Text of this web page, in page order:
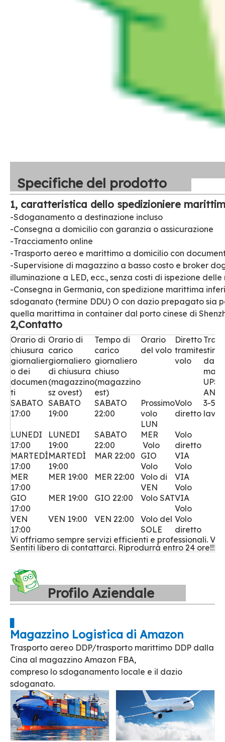
Specifiche del prodotto
1, caratteristica dello spedizioniere
-Sdoganamento a destinazione incluso
-Consegna a domicilio con garanzia o assicurazione
-Tracciamento online
-Trasporto aereo e marittimo a domicilio con
-Supervisione di magazzino a basso costo e broker
illuminazione a LED, ecc., senza costi di ispezione delle
-Consegna in Germania, con spedizione marittima
sdoganato (termine DDU) O con dazio prepagato sia
quella marittima in container dal porto cinese di
2,Contatto
Orario di
chiusura
giornalier
o dei
documen
ti
Orario di
carico
giornaliero
di chiusura
(magazzino
sz ovest)
Tempo di
carico
giornaliero
chiuso
(magazzino
est)
Orario
del volo
Diretto
tramite
volo
dal
UPS
SABATO
17:00
SABATO
19:00
SABATO
22:00
Prossimo
volo
LUN
Volo
diretto
3-5
LUNEDI
17:00
LUNEDI
19:00
SABATO
22:00
MER
Volo
Volo
diretto
MARTEDÌ
17:00
MARTEDÌ
19:00
MAR 22:00
GIO
Volo
VIA
Volo
MER
17:00
MER 19:00 MER 22:00
Volo di
VEN
VIA
Volo
GIO
17:00
MER 19:00 GIO 22:00 Volo SATVIA
Volo
VEN
17:00
VEN 19:00 VEN 22:00
Volo del
SOLE
Volo
diretto
Vi offriamo sempre servizi efficienti e professionali.
Sentiti libero di contattarci. Riprodurrà entro 24 ore!!!
Profilo Aziendale
Magazzino Logistica di Amazon
Trasporto aereo DDP/trasporto marittimo DDP dalla
Cina al magazzino Amazon FBA,
compreso lo sdoganamento locale e il dazio
sdoganato.